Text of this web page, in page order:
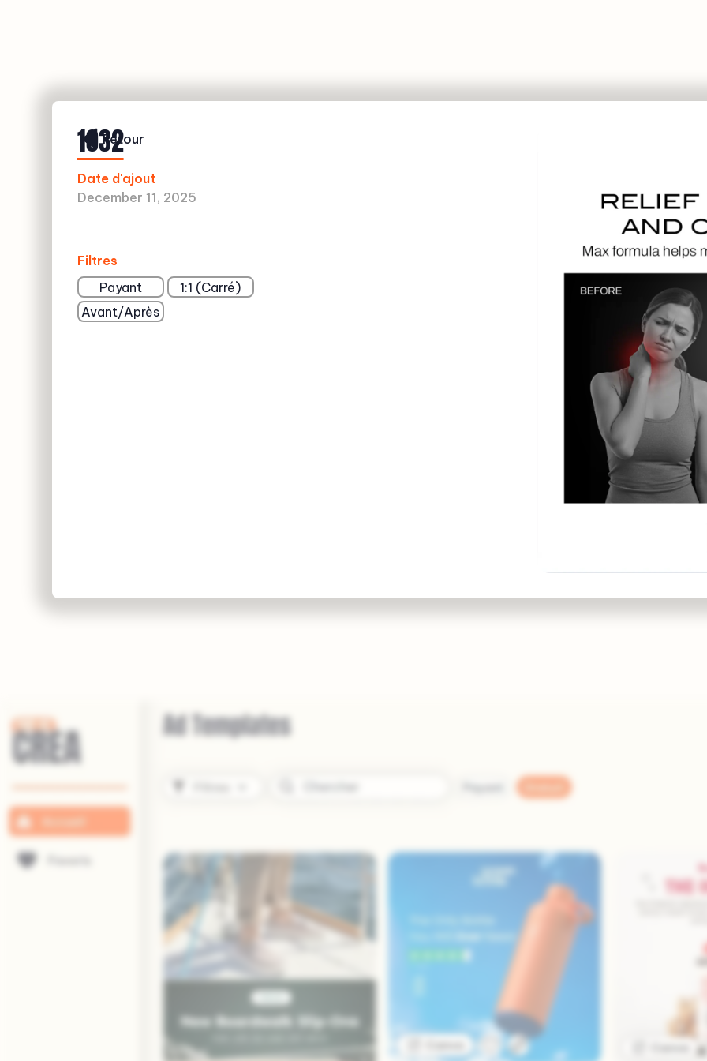
1032
Date d'ajout
December 11, 2025
Filtres
Payant
1:1 (Carré)
Avant/Après
Retour